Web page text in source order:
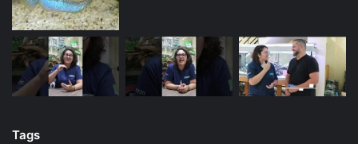
Tags